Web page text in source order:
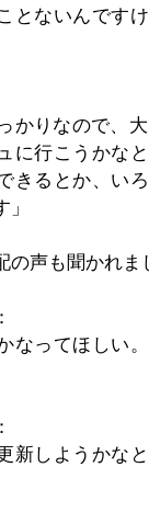
とないんです
かりなので、
に行こうかな
きるとか、い
声も聞かれま
なってほしい
新しようかな